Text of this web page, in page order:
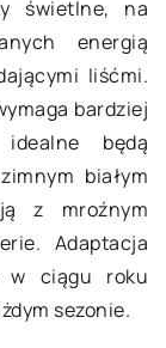
świetlne, na
energią
liśćmi.
bardziej
będą
białym
z mroźnym
Adaptacja
w ciągu roku
sezonie.